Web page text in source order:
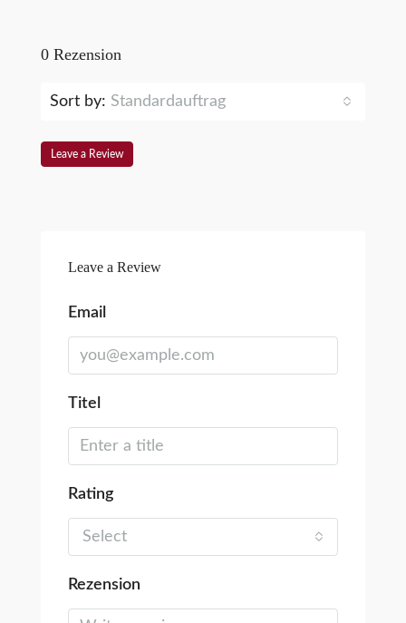
0 Rezension
Sort by: Standardauftrag
Leave a Review
Leave a Review
Email
Titel
Rating
Select
Rezension